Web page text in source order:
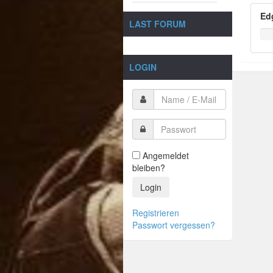
LAST FORUM
LOGIN
Angemeldet
bleiben?
Login
Registrieren
Passwort vergessen?